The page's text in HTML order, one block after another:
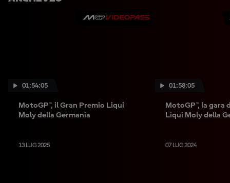
01:54:05
MotoGP™, il Gran Premio Liqui
Moly della Germania
13 LUG 2025
01:58:05
MotoGP™, la gara
Liqui Moly della
07 LUG 2024